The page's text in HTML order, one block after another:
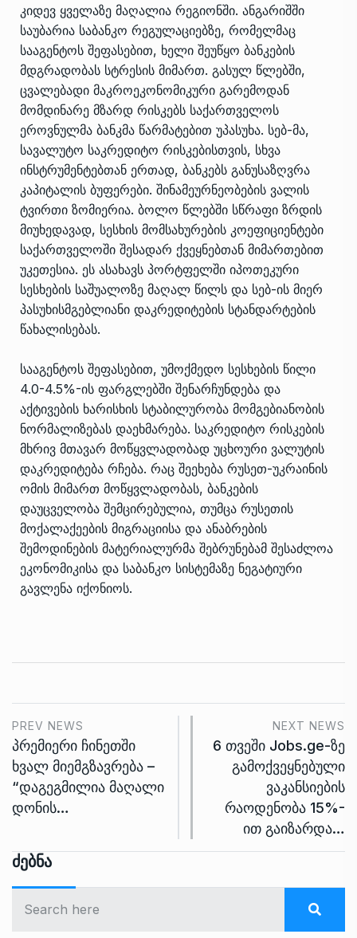
კიდევ ყველაზე მაღალია რეგიონში. ანგარიშში
საუბარია საბანკო რეგულაციებზე, რომელმაც
სააგენტოს შეფასებით, ხელი შეუწყო ბანკების
მდგრადობას სტრესის მიმართ. გასულ წლებში,
ცვალებადი მაკროეკონომიკური გარემოდან
მომდინარე მზარდ რისკებს საქართველოს
ეროვნულმა ბანკმა წარმატებით უპასუხა. სებ-მა,
სავალუტო საკრედიტო რისკებისთვის, სხვა
ინსტრუმენტებთან ერთად, ბანკებს განუსაზღვრა
კაპიტალის ბუფერები. შინამეურნეობების ვალის
ტვირთი ზომიერია. ბოლო წლებში სწრაფი ზრდის
მიუხედავად, სესხის მომსახურების კოეფიციენტები
საქართველოში შესადარ ქვეყნებთან მიმართებით
უკეთესია. ეს ასახავს პორტფელში იპოთეკური
სესხების საშუალოზე მაღალ წილს და სებ-ის მიერ
პასუხისმგებლიანი დაკრედიტების სტანდარტების
წახალისებას.
სააგენტოს შეფასებით, უმოქმედო სესხების წილი
4.0-4.5%-ის ფარგლებში შენარჩუნდება და
აქტივების ხარისხის სტაბილურობა მომგებიანობის
ნორმალიზებას დაეხმარება. საკრედიტო რისკების
მხრივ მთავარ მოწყვლადობად უცხოური ვალუტის
დაკრედიტება რჩება. რაც შეეხება რუსეთ-უკრაინის
ომის მიმართ მოწყვლადობას, ბანკების
დაუცველობა შემცირებულია, თუმცა რუსეთის
მოქალაქეების მიგრაციისა და ანაბრების
შემოდინების მატერიალურმა შებრუნებამ შესაძლოა
ეკონომიკისა და საბანკო სისტემაზე ნეგატიური
გავლენა იქონიოს.
PREV NEWS
პრემიერი ჩინეთში
ხვალ მიემგზავრება –
“დაგეგმილია მაღალი
დონის…
NEXT NEWS
6 თვეში Jobs.ge-ზე
გამოქვეყნებული
ვაკანსიების
რაოდენობა 15%-
ით გაიზარდა…
Ძებნა